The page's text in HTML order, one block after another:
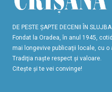
DE PESTE ŞAPTE DECENII ÎN
Fondat la Oradea, în anul 1945,
mai longevive publicaţii locale, cu o
Tradiţia naşte respect şi valoare.
Citeşte şi te vei convinge!